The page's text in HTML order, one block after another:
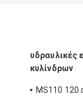
υδραυλικές
κυλίνδρων
MS110 120